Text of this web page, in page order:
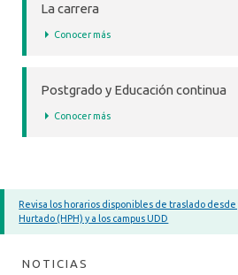
La carrera
Conocer más
Postgrado y Educación continua
Conocer más
Revisa los horarios disponibles de traslado
Hurtado (HPH) y a los campus UDD
NOTICIAS